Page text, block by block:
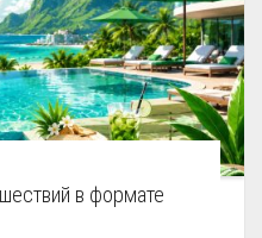
в формате